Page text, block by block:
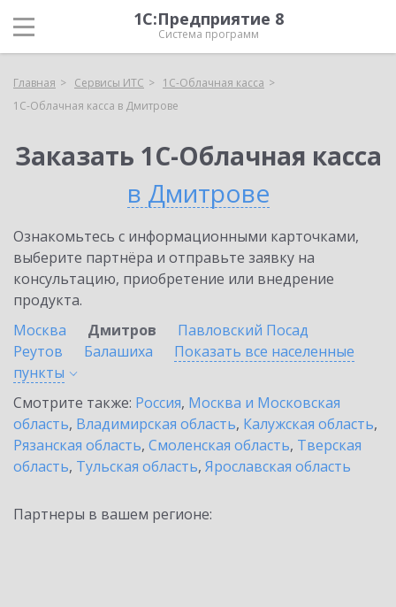
1С:Предприятие 8
Система программ
Главная Сервисы ИТС
1С-Облачная касса
1С-Облачная касса в Дмитрове
Заказать 1С-Облачная касса
в Дмитрове
Ознакомьтесь с информационными карточками,
выберите партнёра и отправьте заявку на
консультацию, приобретение или внедрение
продукта.
Москва
Дмитров
Павловский Посад
Реутов
Балашиха
Показать все населенные
пункты
Смотрите также: Россия, Москва и Московская
область, Владимирская область, Калужская область,
Рязанская область, Смоленская область, Тверская
область, Тульская область, Ярославская область
Партнеры в вашем регионе: